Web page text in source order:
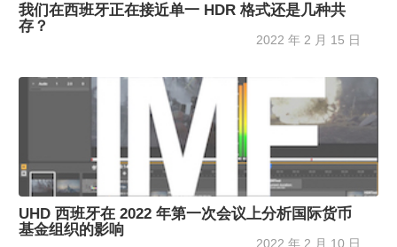
我们在西班牙正在接近单一 HDR 格式还是几种共
存？
2022 年 2 月 15 日
UHD 西班牙在 2022 年第一次会议上分析国际货币
基金组织的影响
2022 年 2 月 10 日